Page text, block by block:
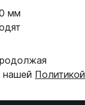
мм
нашей Политикой